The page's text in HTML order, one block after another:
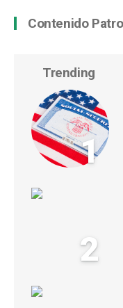
Contenido
Trending
1
2